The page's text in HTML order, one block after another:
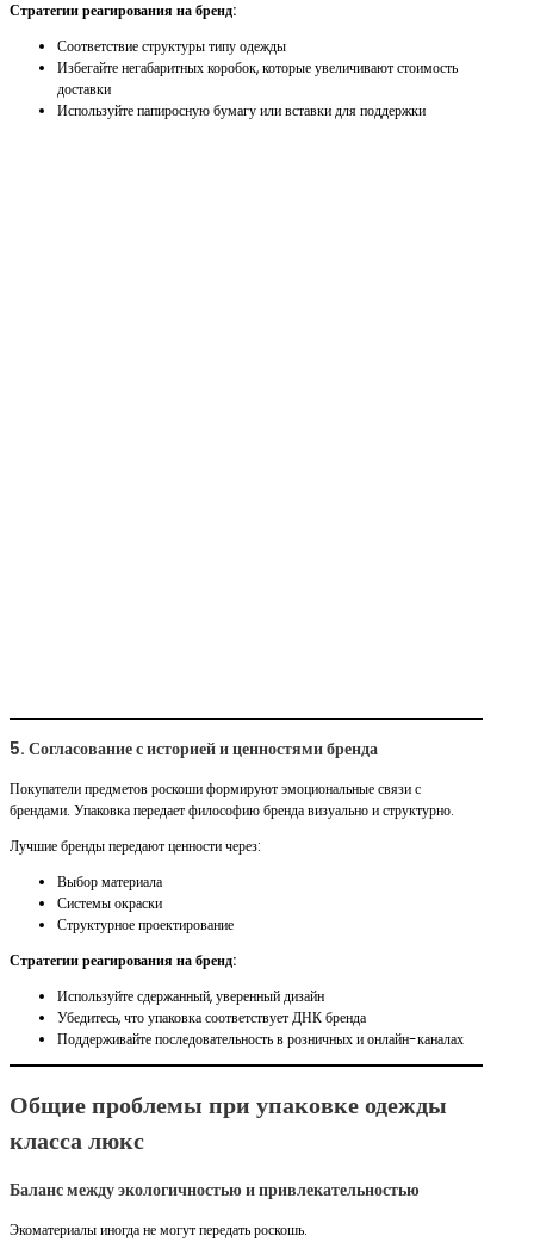
Стратегии реагирования на бренд:
Соответствие структуры типу одежды
Избегайте негабаритных коробок, которые увеличивают стоимость
доставки
Используйте папиросную бумагу или вставки для поддержки
5. Согласование с историей и ценностями бренда
Покупатели предметов роскоши формируют эмоциональные связи с
брендами. Упаковка передает философию бренда визуально и структурно.
Лучшие бренды передают ценности через:
Выбор материала
Системы окраски
Структурное проектирование
Стратегии реагирования на бренд:
Используйте сдержанный, уверенный дизайн
Убедитесь, что упаковка соответствует ДНК бренда
Поддерживайте последовательность в розничных и онлайн-каналах
Общие проблемы при упаковке одежды
класса люкс
Баланс между экологичностью и привлекательностью
Экоматериалы иногда не могут передать роскошь.